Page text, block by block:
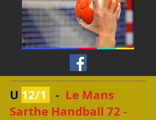
U 12/1 - Le Mans
Sarthe Handball 72 -